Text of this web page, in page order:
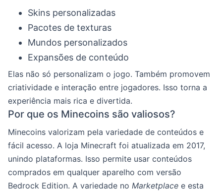
Skins personalizadas
Pacotes de texturas
Mundos personalizados
Expansões de conteúdo
Elas não só personalizam o jogo. Também promovem
criatividade e interação entre jogadores. Isso torna a
experiência mais rica e divertida.
Por que os Minecoins são valiosos?
Minecoins valorizam pela variedade de conteúdos e
fácil acesso. A loja Minecraft foi atualizada em 2017,
unindo plataformas. Isso permite usar conteúdos
comprados em qualquer aparelho com versão
Bedrock Edition. A variedade no Marketplace e esta